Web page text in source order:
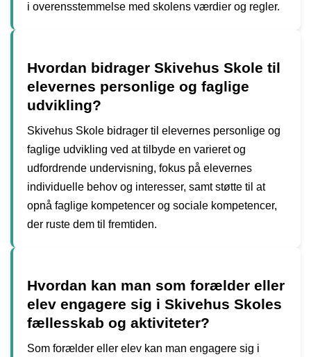
i overensstemmelse med skolens værdier og regler.
Hvordan bidrager Skivehus Skole til
elevernes personlige og faglige
udvikling?
Skivehus Skole bidrager til elevernes personlige og
faglige udvikling ved at tilbyde en varieret og
udfordrende undervisning, fokus på elevernes
individuelle behov og interesser, samt støtte til at
opnå faglige kompetencer og sociale kompetencer,
der ruste dem til fremtiden.
Hvordan kan man som forælder eller
elev engagere sig i Skivehus Skoles
fællesskab og aktiviteter?
Som forælder eller elev kan man engagere sig i